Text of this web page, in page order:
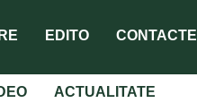
EDITO CONTACTE
ACTUALITATE